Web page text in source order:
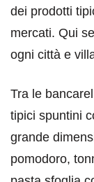
dei prodotti
mercati. Qui
ogni città e
Tra le
tipici spuntini
grande
pomodoro,